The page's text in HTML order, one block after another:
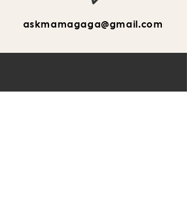
askmamagaga@gmail.com